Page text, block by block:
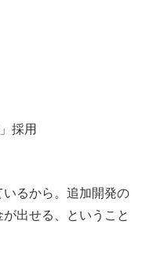
採用
るから。追加開発の
出せる、ということ